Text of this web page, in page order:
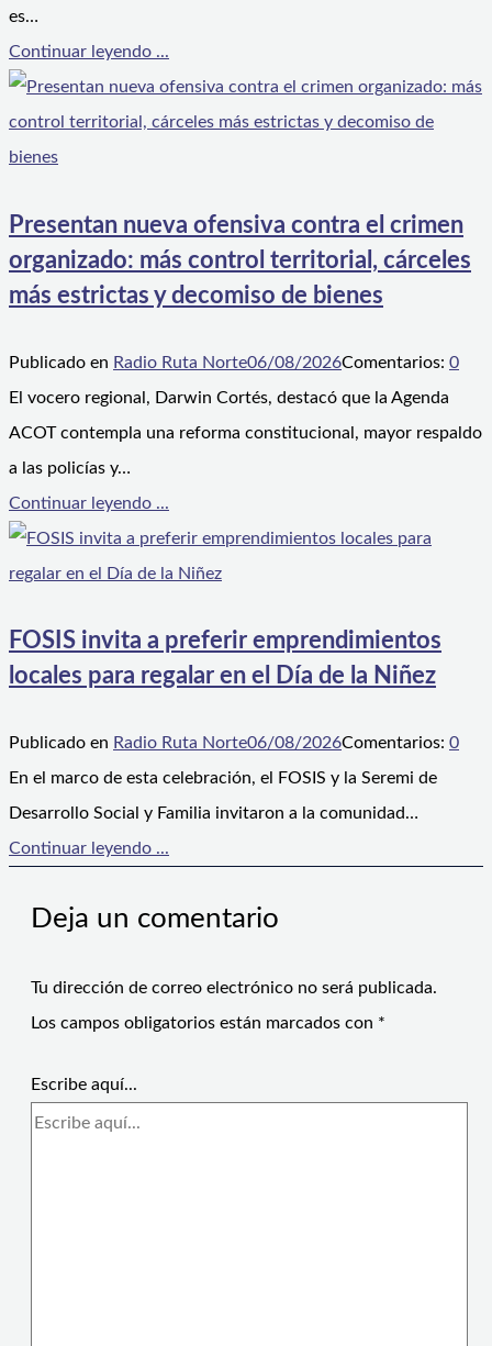
es…
Continuar leyendo ...
Presentan nueva ofensiva contra el crimen
organizado: más control territorial, cárceles
más estrictas y decomiso de bienes
Publicado en Radio Ruta Norte06/08/2026Comentarios: 0
El vocero regional, Darwin Cortés, destacó que la Agenda
ACOT contempla una reforma constitucional, mayor respaldo
a las policías y…
Continuar leyendo ...
FOSIS invita a preferir emprendimientos
locales para regalar en el Día de la Niñez
Publicado en Radio Ruta Norte06/08/2026Comentarios: 0
En el marco de esta celebración, el FOSIS y la Seremi de
Desarrollo Social y Familia invitaron a la comunidad…
Continuar leyendo ...
Deja un comentario
Tu dirección de correo electrónico no será publicada.
Los campos obligatorios están marcados con *
Escribe aquí...